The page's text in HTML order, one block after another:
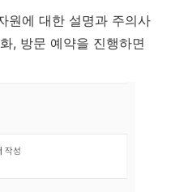
원에 대한 설명과 주의사
, 방문 예약을 진행하면